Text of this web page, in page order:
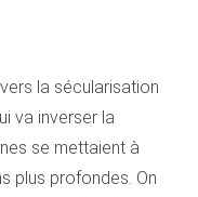
la sécularisation
va inverser la
se mettaient à
plus profondes. On